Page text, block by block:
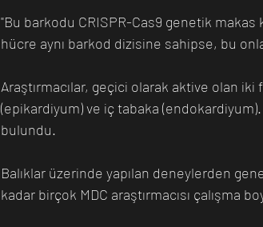
"Bu barkodu CRISPR-Cas9 genetik
hücre aynı barkod dizisine sahipse, bu
Araştırmacılar, geçici olarak aktive olan
(epikardiyum) ve iç tabaka
bulundu.
Balıklar üzerinde yapılan deneylerden
kadar birçok MDC araştırmacısı çalışma